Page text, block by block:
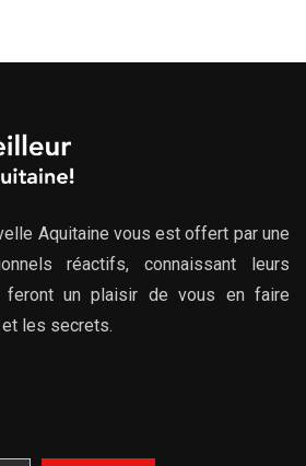
Aquitaine vous est offert par une
réactifs, connaissant leurs
un plaisir de vous en faire
les secrets.